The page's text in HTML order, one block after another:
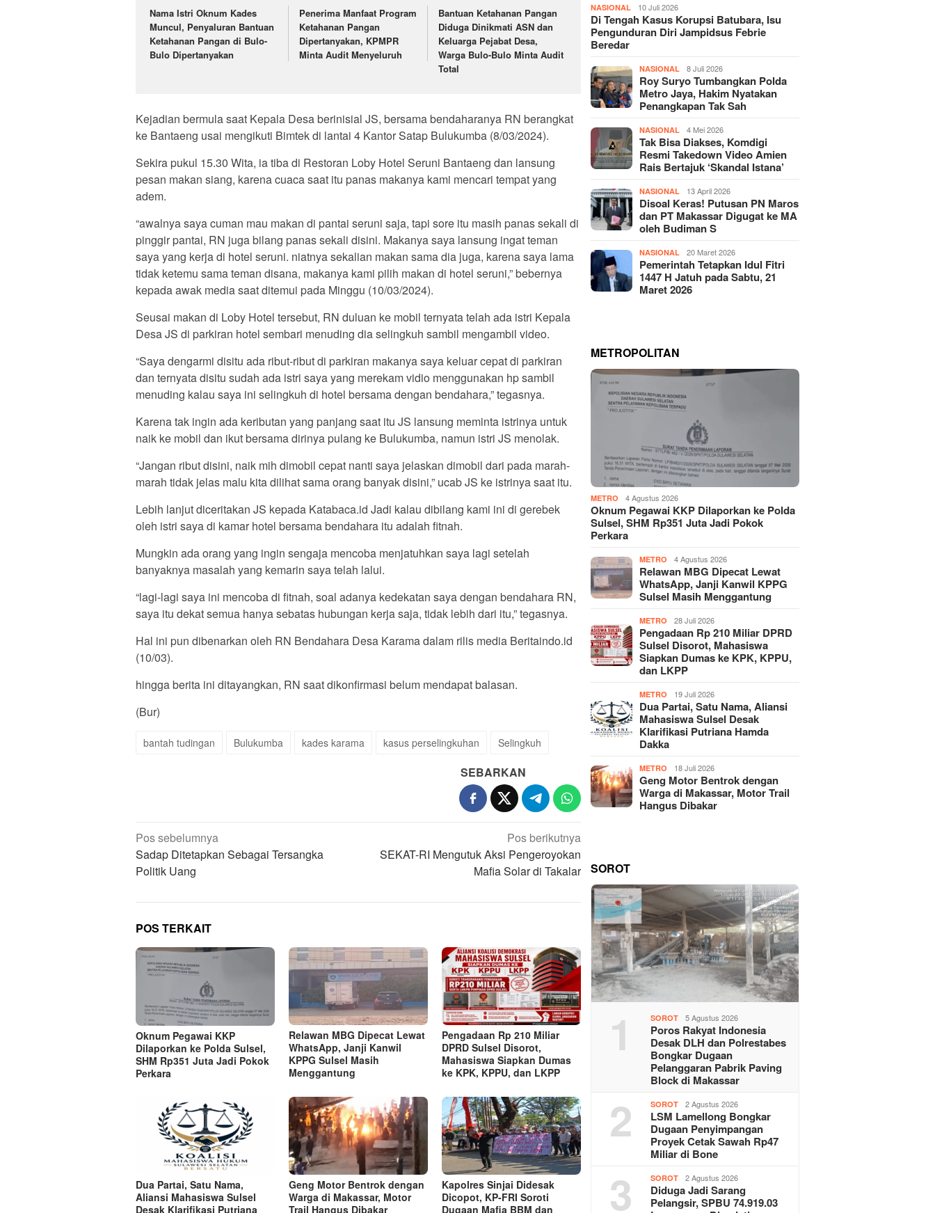
Nama Istri Oknum Kades
Muncul, Penyaluran Bantuan
Ketahanan Pangan di Bulo-
Bulo Dipertanyakan
Penerima Manfaat Program
Ketahanan Pangan
Dipertanyakan, KPMPR
Minta Audit Menyeluruh
Bantuan Ketahanan Pangan
Diduga Dinikmati ASN dan
Keluarga Pejabat Desa,
Warga Bulo-Bulo Minta Audit
Total
Kejadian bermula saat Kepala Desa berinisial JS, bersama bendaharanya RN berangkat
ke Bantaeng usai mengikuti Bimtek di lantai 4 Kantor Satap Bulukumba (8/03/2024).
Sekira pukul 15.30 Wita, ia tiba di Restoran Loby Hotel Seruni Bantaeng dan lansung
pesan makan siang, karena cuaca saat itu panas makanya kami mencari tempat yang
adem.
“awalnya saya cuman mau makan di pantai seruni saja, tapi sore itu masih panas sekali di
pinggir pantai, RN juga bilang panas sekali disini. Makanya saya lansung ingat teman
saya yang kerja di hotel seruni. niatnya sekalian makan sama dia juga, karena saya lama
tidak ketemu sama teman disana, makanya kami pilih makan di hotel seruni,” bebernya
kepada awak media saat ditemui pada Minggu (10/03/2024).
Seusai makan di Loby Hotel tersebut, RN duluan ke mobil ternyata telah ada istri Kepala
Desa JS di parkiran hotel sembari menuding dia selingkuh sambil mengambil video.
“Saya dengarmi disitu ada ribut-ribut di parkiran makanya saya keluar cepat di parkiran
dan ternyata disitu sudah ada istri saya yang merekam vidio menggunakan hp sambil
menuding kalau saya ini selingkuh di hotel bersama dengan bendahara,” tegasnya.
Karena tak ingin ada keributan yang panjang saat itu JS lansung meminta istrinya untuk
naik ke mobil dan ikut bersama dirinya pulang ke Bulukumba, namun istri JS menolak.
“Jangan ribut disini, naik mih dimobil cepat nanti saya jelaskan dimobil dari pada marah-
marah tidak jelas malu kita dilihat sama orang banyak disini,” ucab JS ke istrinya saat itu.
Lebih lanjut diceritakan JS kepada Katabaca.id Jadi kalau dibilang kami ini di gerebek
oleh istri saya di kamar hotel bersama bendahara itu adalah fitnah.
Mungkin ada orang yang ingin sengaja mencoba menjatuhkan saya lagi setelah
banyaknya masalah yang kemarin saya telah lalui.
“lagi-lagi saya ini mencoba di fitnah, soal adanya kedekatan saya dengan bendahara RN,
saya itu dekat semua hanya sebatas hubungan kerja saja, tidak lebih dari itu,” tegasnya.
Hal ini pun dibenarkan oleh RN Bendahara Desa Karama dalam rilis media Beritaindo.id
(10/03).
hingga berita ini ditayangkan, RN saat dikonfirmasi belum mendapat balasan.
(Bur)
bantah tudingan Bulukumba kades karama kasus perselingkuhan Selingkuh
SEBARKAN
Navigasi
pos
Pos sebelumnya
Sadap Ditetapkan Sebagai Tersangka
Politik Uang
Pos berikutnya
SEKAT-RI Mengutuk Aksi Pengeroyokan
Mafia Solar di Takalar
POS TERKAIT
Oknum Pegawai KKP
Dilaporkan ke Polda Sulsel,
SHM Rp351 Juta Jadi Pokok
Perkara
Relawan MBG Dipecat Lewat
WhatsApp, Janji Kanwil
KPPG Sulsel Masih
Menggantung
Pengadaan Rp 210 Miliar
DPRD Sulsel Disorot,
Mahasiswa Siapkan Dumas
ke KPK, KPPU, dan LKPP
Dua Partai, Satu Nama,
Aliansi Mahasiswa Sulsel
Desak Klarifikasi Putriana
Geng Motor Bentrok dengan
Warga di Makassar, Motor
Trail Hangus Dibakar
Kapolres Sinjai Didesak
Dicopot, KP-FRI Soroti
Dugaan Mafia BBM dan
NASIONAL 10 Juli 2026
Di Tengah Kasus Korupsi Batubara, Isu
Pengunduran Diri Jampidsus Febrie
Beredar
NASIONAL 8 Juli 2026
Roy Suryo Tumbangkan Polda
Metro Jaya, Hakim Nyatakan
Penangkapan Tak Sah
NASIONAL 4 Mei 2026
Tak Bisa Diakses, Komdigi
Resmi Takedown Video Amien
Rais Bertajuk ‘Skandal Istana’
NASIONAL 13 April 2026
Disoal Keras! Putusan PN Maros
dan PT Makassar Digugat ke MA
oleh Budiman S
NASIONAL 20 Maret 2026
Pemerintah Tetapkan Idul Fitri
1447 H Jatuh pada Sabtu, 21
Maret 2026
METROPOLITAN
METRO 4 Agustus 2026
Oknum Pegawai KKP Dilaporkan ke Polda
Sulsel, SHM Rp351 Juta Jadi Pokok
Perkara
METRO 4 Agustus 2026
Relawan MBG Dipecat Lewat
WhatsApp, Janji Kanwil KPPG
Sulsel Masih Menggantung
METRO 28 Juli 2026
Pengadaan Rp 210 Miliar DPRD
Sulsel Disorot, Mahasiswa
Siapkan Dumas ke KPK, KPPU,
dan LKPP
METRO 19 Juli 2026
Dua Partai, Satu Nama, Aliansi
Mahasiswa Sulsel Desak
Klarifikasi Putriana Hamda
Dakka
METRO 18 Juli 2026
Geng Motor Bentrok dengan
Warga di Makassar, Motor Trail
Hangus Dibakar
SOROT
1 SOROT 5 Agustus 2026
Poros Rakyat Indonesia
Desak DLH dan Polrestabes
Bongkar Dugaan
Pelanggaran Pabrik Paving
Block di Makassar
2 SOROT 2 Agustus 2026
LSM Lamellong Bongkar
Dugaan Penyimpangan
Proyek Cetak Sawah Rp47
Miliar di Bone
3 SOROT 2 Agustus 2026
Diduga Jadi Sarang
Pelangsir, SPBU 74.919.03